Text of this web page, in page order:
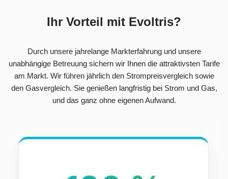
Ihr Vorteil mit Evoltris?
Durch unsere jahrelange Markterfahrung und unsere
unabhängige Betreuung sichern wir Ihnen die attraktivsten Tarife
am Markt. Wir führen jährlich den Strompreisvergleich sowie
den Gasvergleich. Sie genießen langfristig bei Strom und Gas,
und das ganz ohne eigenen Aufwand.